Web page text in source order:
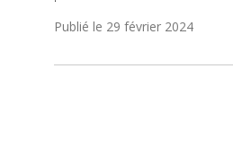
Publié le 29 février 2024